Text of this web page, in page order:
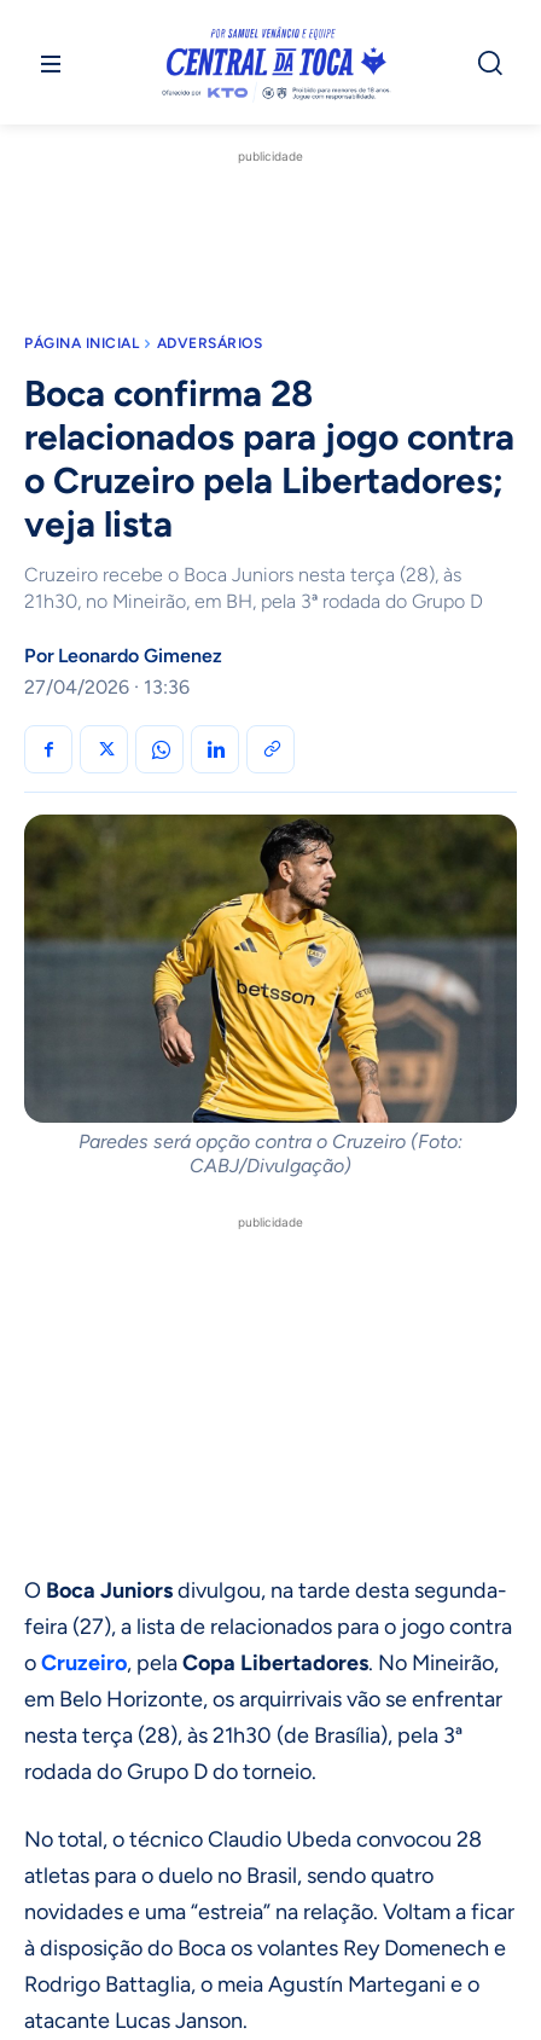
publicidade
PÁGINA INICIAL ADVERSÁRIOS
Boca confirma 28
relacionados para jogo contra
o Cruzeiro pela Libertadores;
veja lista
Cruzeiro recebe o Boca Juniors nesta terça (28), às
21h30, no Mineirão, em BH, pela 3ª rodada do Grupo D
Por Leonardo Gimenez
27/04/2026 · 13:36
Paredes será opção contra o Cruzeiro (Foto:
CABJ/Divulgação)
publicidade
O Boca Juniorsdivulgou, na tarde desta segunda-
feira (27), a lista de relacionados para o jogo contra
oCruzeiro, pelaCopa Libertadores. No Mineirão,
em Belo Horizonte, os arquirrivais vão se enfrentar
nesta terça (28), às 21h30 (de Brasília), pela 3ª
rodada do Grupo D do torneio.
No total, o técnico Claudio Ubeda convocou 28
atletas para o duelo no Brasil, sendo quatro
novidades e uma “estreia” na relação. Voltam a ficar
à disposição do Boca os volantes Rey Domenech e
Rodrigo Battaglia, o meia Agustín Martegani e o
atacante Lucas Janson.